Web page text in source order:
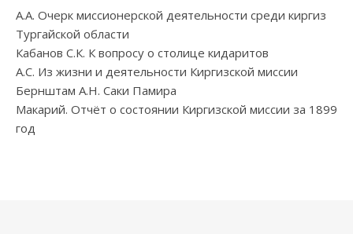
А.А. Очерк миссионерской деятельности среди киргиз
Тургайской области
Кабанов С.К. К вопросу о столице кидаритов
А.С. Из жизни и деятельности Киргизской миссии
Бернштам А.Н. Саки Памира
Макарий. Отчёт о состоянии Киргизской миссии за 1899
год